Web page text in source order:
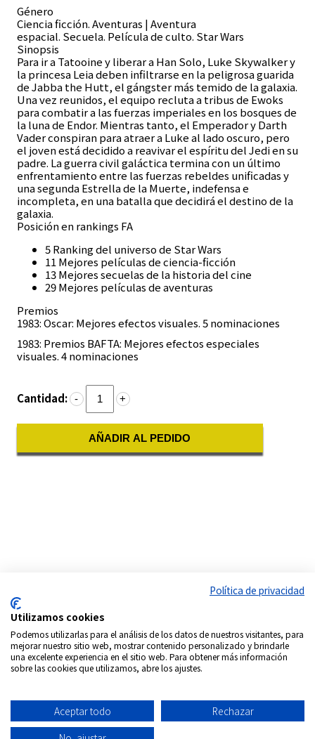
Género
Ciencia ficción. Aventuras | Aventura
espacial. Secuela. Película de culto. Star Wars
Sinopsis
Para ir a Tatooine y liberar a Han Solo, Luke Skywalker y
la princesa Leia deben infiltrarse en la peligrosa guarida
de Jabba the Hutt, el gángster más temido de la galaxia.
Una vez reunidos, el equipo recluta a tribus de Ewoks
para combatir a las fuerzas imperiales en los bosques de
la luna de Endor. Mientras tanto, el Emperador y Darth
Vader conspiran para atraer a Luke al lado oscuro, pero
el joven está decidido a reavivar el espíritu del Jedi en su
padre. La guerra civil galáctica termina con un último
enfrentamiento entre las fuerzas rebeldes unificadas y
una segunda Estrella de la Muerte, indefensa e
incompleta, en una batalla que decidirá el destino de la
galaxia.
Posición en rankings FA
5 Ranking del universo de Star Wars
11 Mejores películas de ciencia-ficción
13 Mejores secuelas de la historia del cine
29 Mejores películas de aventuras
Premios
1983: Oscar: Mejores efectos visuales. 5 nominaciones
1983: Premios BAFTA: Mejores efectos especiales
visuales. 4 nominaciones
Cantidad: - +
AÑADIR AL PEDIDO
Síguenos en:
películas on-line
Todos los derechos Reservados
Política de privacidad
Utilizamos cookies
Podemos utilizarlas para el análisis de los datos de nuestros visitantes, para
mejorar nuestro sitio web, mostrar contenido personalizado y brindarle
una excelente experiencia en el sitio web. Para obtener más información
sobre las cookies que utilizamos, abre los ajustes.
Aceptar todo
Rechazar